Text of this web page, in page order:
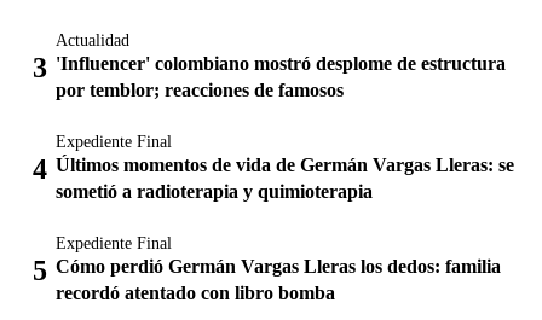
Actualidad
'Influencer' colombiano mostró desplome de estructura
por temblor; reacciones de famosos
Expediente Final
Últimos momentos de vida de Germán Vargas Lleras: se
sometió a radioterapia y quimioterapia
Expediente Final
Cómo perdió Germán Vargas Lleras los dedos: familia
recordó atentado con libro bomba